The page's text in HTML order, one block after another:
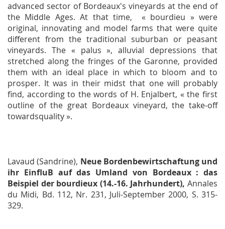
advanced sector of Bordeaux's vineyards at the end of
the Middle Ages. At that time, « bourdieu » were
original, innovating and model farms that were quite
different from the traditional suburban or peasant
vineyards. The « palus », alluvial depressions that
stretched along the fringes of the Garonne, provided
them with an ideal place in which to bloom and to
prosper. It was in their midst that one will probably
find, according to the words of H. Enjalbert, « the first
outline of the great Bordeaux vineyard, the take-off
towardsquality ».
Lavaud (Sandrine), Neue Bordenbewirtschaftung und
ihr EinfluB auf das Umland von Bordeaux : das
Beispiel der bourdieux (14.-16. Jahrhundert),Annales
du Midi, Bd. 112, Nr. 231, Juli-September 2000, S. 315-
329.